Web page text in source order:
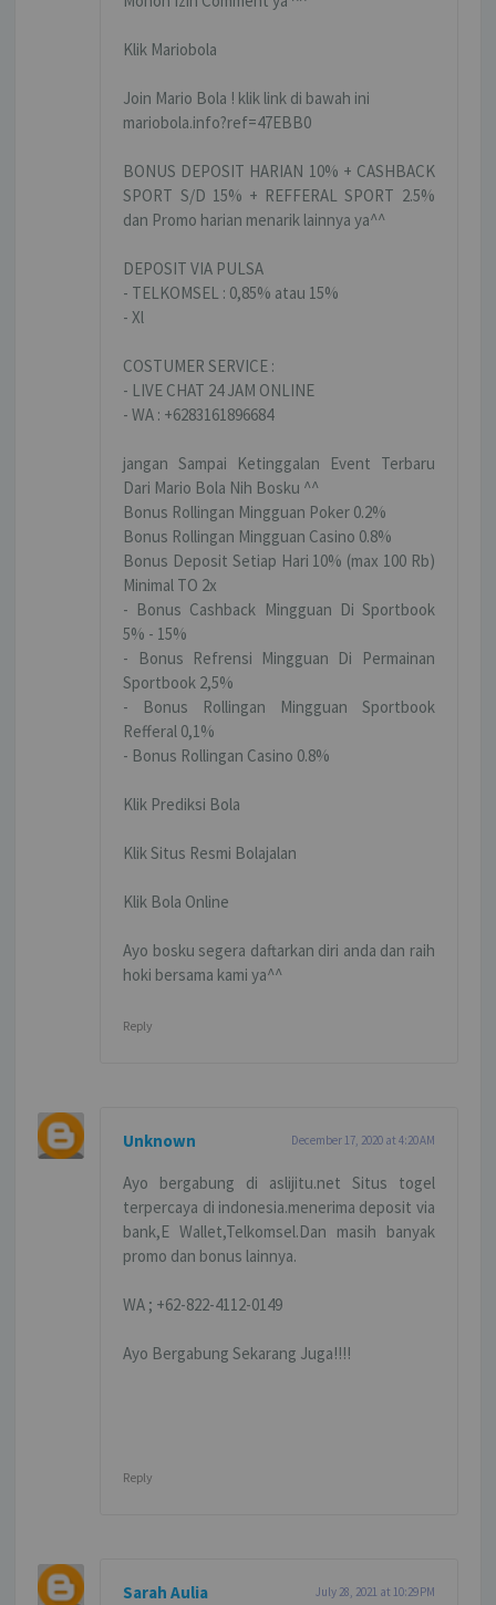
Klik Mariobola
Join Mario Bola ! klik link di bawah ini
mariobola.info?ref=47EBB0
BONUS DEPOSIT HARIAN 10% + CASHBACK
SPORT S/D 15% + REFFERAL SPORT 2.5%
dan Promo harian menarik lainnya ya^^
DEPOSIT VIA PULSA
- TELKOMSEL : 0,85% atau 15%
- Xl
COSTUMER SERVICE :
- LIVE CHAT 24 JAM ONLINE
- WA : +6283161896684
jangan Sampai Ketinggalan Event Terbaru
Dari Mario Bola Nih Bosku ^^
Bonus Rollingan Mingguan Poker 0.2%
Bonus Rollingan Mingguan Casino 0.8%
Bonus Deposit Setiap Hari 10% (max 100 Rb)
Minimal TO 2x
- Bonus Cashback Mingguan Di Sportbook
5% - 15%
- Bonus Refrensi Mingguan Di Permainan
Sportbook 2,5%
- Bonus Rollingan Mingguan Sportbook
Refferal 0,1%
- Bonus Rollingan Casino 0.8%
Klik Prediksi Bola
Klik Situs Resmi Bolajalan
Klik Bola Online
Ayo bosku segera daftarkan diri anda dan raih
hoki bersama kami ya^^
Reply
Unknown December 17, 2020 at 4:20 AM
Ayo bergabung di aslijitu.net Situs togel
terpercaya di indonesia.menerima deposit via
bank,E Wallet,Telkomsel.Dan masih banyak
promo dan bonus lainnya.
WA ; +62-822-4112-0149
Ayo Bergabung Sekarang Juga!!!!
Reply
Sarah Aulia July 28, 2021 at 10:29 PM